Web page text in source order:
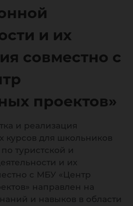
и их
совместно с
проектов»
и реализация
курсов для школьников
туристской и
и их
с МБУ «Центр
направлен на
и навыков в области